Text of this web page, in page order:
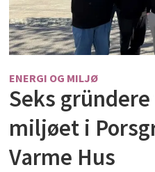
ENERGI OG MILJØ
Seks
miljøet i
Varme Hus